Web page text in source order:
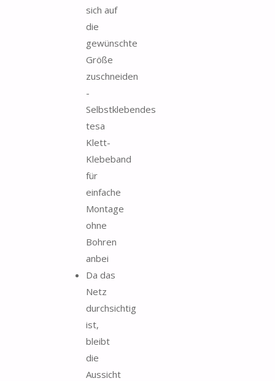
sich auf
die
gewünschte
Größe
zuschneiden
-
Selbstklebendes
tesa
Klett-
Klebeband
für
einfache
Montage
ohne
Bohren
anbei
Da das
Netz
durchsichtig
ist,
bleibt
die
Aussicht